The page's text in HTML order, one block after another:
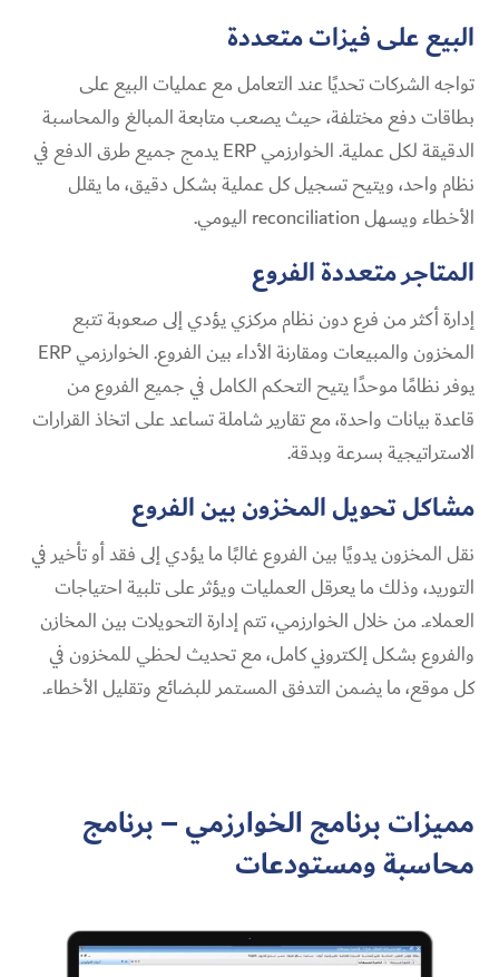
البيع على فيزات متعددة
تواجه الشركات تحديًا عند التعامل مع عمليات البيع على
بطاقات دفع مختلفة، حيث يصعب متابعة المبالغ والمحاسبة
الدقيقة لكل عملية. الخوارزمي ERP يدمج جميع طرق الدفع في
نظام واحد، ويتيح تسجيل كل عملية بشكل دقيق، ما يقلل
الأخطاء ويسهل reconciliation اليومي.
المتاجر متعددة الفروع
إدارة أكثر من فرع دون نظام مركزي يؤدي إلى صعوبة تتبع
المخزون والمبيعات ومقارنة الأداء بين الفروع. الخوارزمي ERP
يوفر نظامًا موحدًا يتيح التحكم الكامل في جميع الفروع من
قاعدة بيانات واحدة، مع تقارير شاملة تساعد على اتخاذ القرارات
الاستراتيجية بسرعة وبدقة.
مشاكل تحويل المخزون بين الفروع
نقل المخزون يدويًا بين الفروع غالبًا ما يؤدي إلى فقد أو تأخير في
التوريد، وذلك ما يعرقل العمليات ويؤثر على تلبية احتياجات
العملاء. من خلال الخوارزمي، تتم إدارة التحويلات بين المخازن
والفروع بشكل إلكتروني كامل، مع تحديث لحظي للمخزون في
كل موقع، ما يضمن التدفق المستمر للبضائع وتقليل الأخطاء.
مميزات برنامج الخوارزمي – برنامج
محاسبة ومستودعات